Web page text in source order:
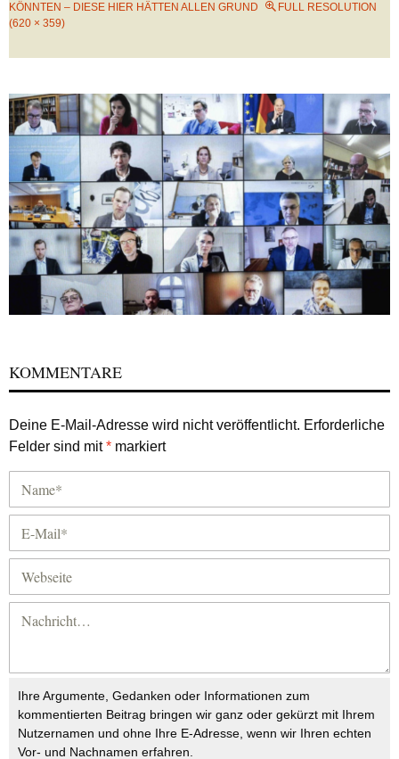
KÖNNTEN – DIESE HIER HÄTTEN ALLEN GRUND
FULL RESOLUTION
(620 × 359)
KOMMENTARE
Deine E-Mail-Adresse wird nicht veröffentlicht. Erforderliche
Felder sind mit* markiert
Ihre Argumente, Gedanken oder Informationen zum
kommentierten Beitrag bringen wir ganz oder gekürzt mit Ihrem
Nutzernamen und ohne Ihre E-Adresse, wenn wir Ihren echten
Vor- und Nachnamen erfahren.